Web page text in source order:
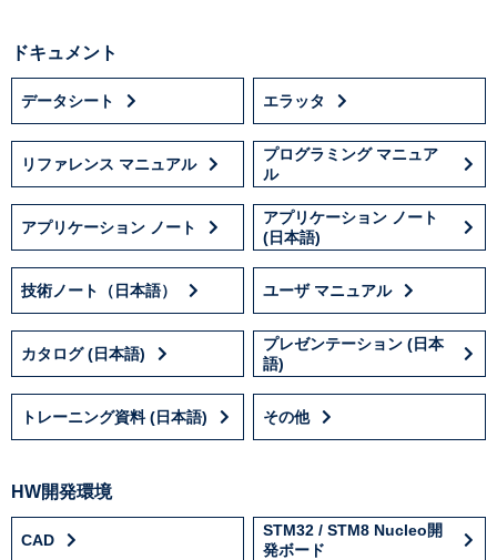
ドキュメント
データシート エラッタ
リファレンス マニュアル
プログラミング マニュア
ル
アプリケーション ノート
アプリケーション ノート
(日本語)
技術ノート（日本語） ユーザ マニュアル
カタログ (日本語)
プレゼンテーション (日本
語)
トレーニング資料 (日本語) その他
HW開発環境
CAD
STM32 / STM8 Nucleo開
発ボード